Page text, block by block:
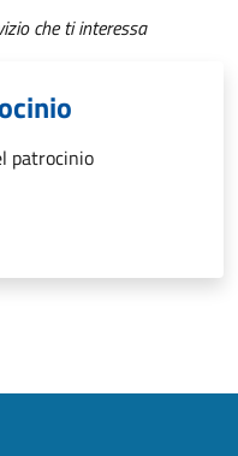
che ti interessa
patrocinio